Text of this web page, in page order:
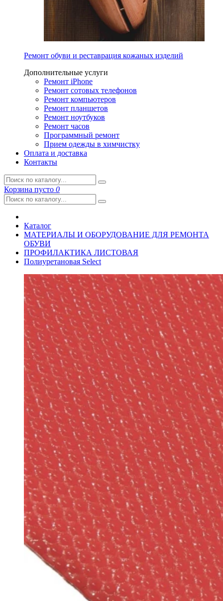
Ремонт обуви и реставрация кожаных изделий
Дополнительные услуги
Ремонт iPhone
Ремонт сотовых телефонов
Ремонт компьютеров
Ремонт планшетов
Ремонт ноутбуков
Ремонт часов
Программный ремонт
Прием одежды в химчистку
Оплата и доставка
Контакты
Корзина пусто 0
Каталог
МАТЕРИАЛЫ И ОБОРУДОВАНИЕ ДЛЯ РЕМОНТА
ОБУВИ
ПРОФИЛАКТИКА ЛИСТОВАЯ
Полиуретановая Select